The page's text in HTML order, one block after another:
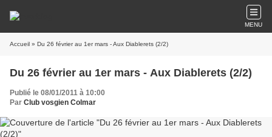
MENU
Accueil » Du 26 février au 1er mars - Aux Diablerets (2/2)
Du 26 février au 1er mars - Aux Diablerets (2/2)
Publié le 08/01/2011 à 10:00
Par Club vosgien Colmar